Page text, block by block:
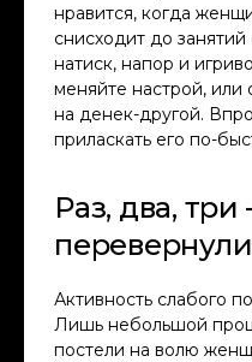
нравится, когда
снисходит до
натиск, напор и
меняйте настрой,
на денек-другой.
приласкать его по-
Раз, два, три
Активность слабого
Лишь небольшой
постели на волю